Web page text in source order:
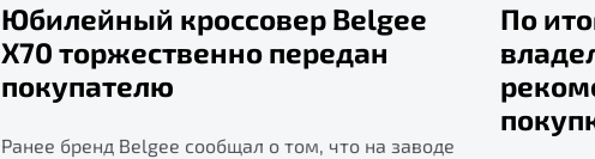
Юбилейный кроссовер Belgee
X70 торжественно передан
покупателю
Ранее бренд Belgee сообщал о том, что на заводе
По